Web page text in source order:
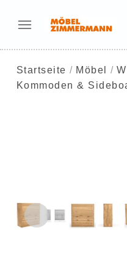
Startseite Möbel
Kommoden &